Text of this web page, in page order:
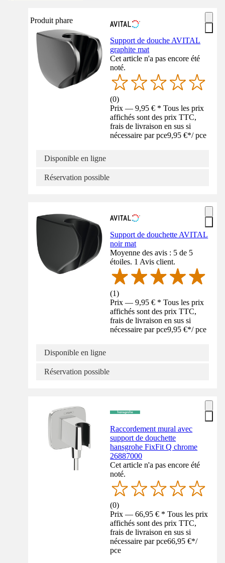
Produit phare
Support de douche AVITAL
graphite mat
Cet article n'a pas encore été
noté.
(0)
Prix — 9,95 € * Tous les prix
affichés sont des prix TTC,
frais de livraison en sus si
nécessaire par pce9,95 €*/ pce
Disponible en ligne
Réservation possible
Support de douchette AVITAL
noir mat
Moyenne des avis : 5 de 5
étoiles. 1 Avis client.
(1)
Prix — 9,95 € * Tous les prix
affichés sont des prix TTC,
frais de livraison en sus si
nécessaire par pce9,95 €*/ pce
Disponible en ligne
Réservation possible
Raccordement mural avec
support de douchette
hansgrohe FixFit Q chrome
26887000
Cet article n'a pas encore été
noté.
(0)
Prix — 66,95 € * Tous les prix
affichés sont des prix TTC,
frais de livraison en sus si
nécessaire par pce66,95 €*/
pce